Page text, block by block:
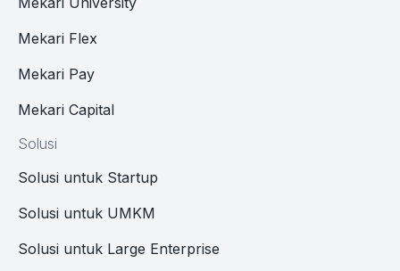
Mekari Flex
Mekari Pay
Mekari Capital
Solusi
Solusi untuk Startup
Solusi untuk UMKM
Solusi untuk Large Enterprise